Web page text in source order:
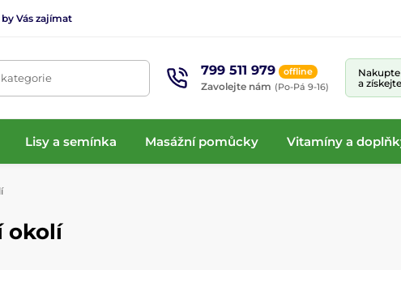
Vás zajímat
799 511 979 offline
Zavolejte nám (Po-Pá 9-16)
a získejte
Lisy a semínka Masážní pomůcky Vitamíny a
okolí